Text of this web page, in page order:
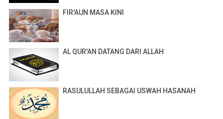
FIR'AUN MASA KINI
AL QUR'AN DATANG DARI ALLAH
RASULULLAH SEBAGAI USWAH HASANAH